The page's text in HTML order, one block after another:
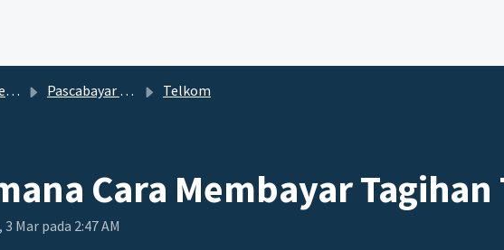
Pascabayar dan Prabayar Telkom
Cara Membayar Tagihan
Mar pada 2:47 AM